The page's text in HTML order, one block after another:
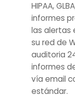
HIPAA,
informes
las alertas
su red de
auditoria
informes
vía email
estándar.